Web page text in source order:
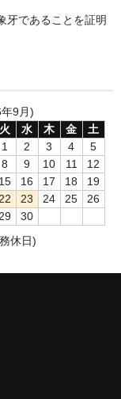
牙であることを証明
9月)
火 水 木 金
土
1
2 3 4
5
8 9 10 11
12
15 16 17 18
19
23 24 25
26
30
休日)